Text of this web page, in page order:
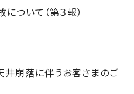
ついて（第３報）
崩落に伴うお客さまのご